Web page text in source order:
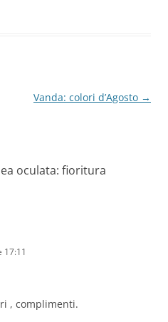
Vanda: colori d’Agosto →
oculata: fioritura
17:11
, complimenti.